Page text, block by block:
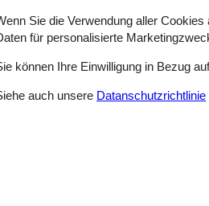
Reihe mit Blick auf die Bucht von
ein Steg. Das Haus verfügt über ein
Sie die Verwendung aller
für personalisierte
können Ihre Einwilligung in Bezug
auch unsere Datanschutzrichtlinie